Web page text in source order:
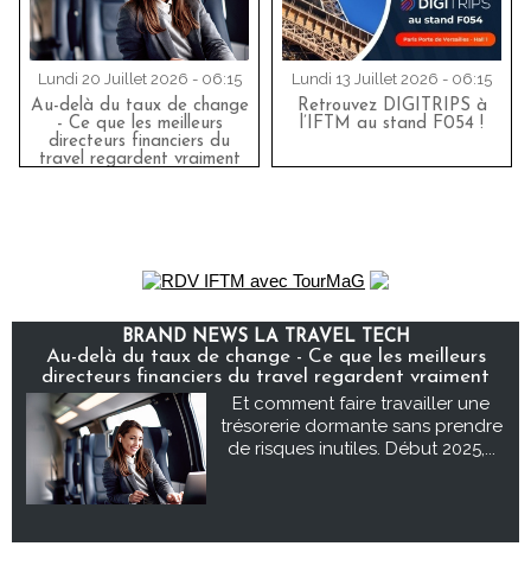
Lundi 20 Juillet 2026 - 06:15
Au-delà du taux de change
- Ce que les meilleurs
directeurs financiers du
travel regardent vraiment
Lundi 13 Juillet 2026 - 06:15
Retrouvez DIGITRIPS à
l’IFTM au stand F054 !
BRAND NEWS LA TRAVEL TECH
Au-delà du taux de change - Ce que les meilleurs
directeurs financiers du travel regardent vraiment
Et comment faire travailler une
trésorerie dormante sans prendre
de risques inutiles. Début 2025,...